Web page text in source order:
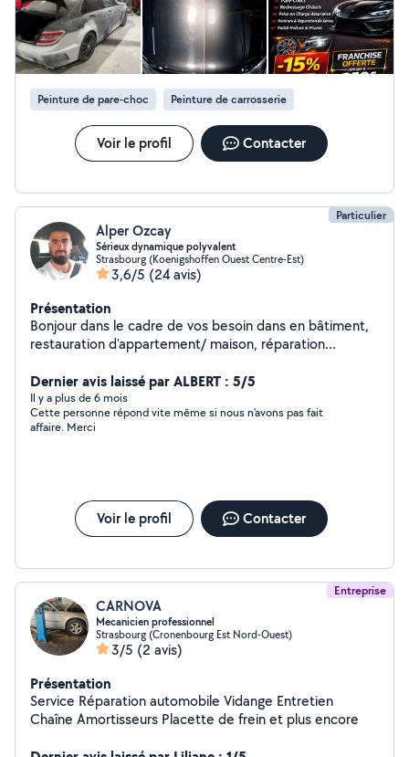
Carrosserie toutes marques Peinture automobile
Réparation & peinture de jantes Polish carrosserie
Rénovation de phares Réparations suite à sinistre Devis
gratuit Travail soigné & délais respectés Assurance
acceptée Franchise offerte jusqu'à 350 selon conditions
1A route d'Eschau Illkirch-Graffenstaden Contact rapide
par message ou téléphone N'hésitez pas à nous écrire,
nous répondrons avec plaisir à votre demande.
Peinture de pare-choc Peinture de carrosserie
Voir le profil Contacter
Particulier
Alper Ozcay
Sérieux dynamique polyvalent
Strasbourg (Koenigshoffen Ouest Centre-Est)
3,6/5 (24 avis)
Présentation
Bonjour dans le cadre de vos besoin dans en bâtiment,
restauration d'appartement/ maison, réparation
faire appel à mes services. Je suis une personne très
rigoureux ponctuel acidue et minitueux dans mon travail.
Ma priorité est d'être à l'écoute. Je ne travaille pas dans
le but de pouvoir chiffrer mes besoins, mais plutôt par
Dernier avis laissé par ALBERT : 5/5
Il y a plus de 6 mois
Cette personne répond vite même si nous n'avons pas fait
affaire. Merci
Voir le profil Contacter
Entreprise
CARNOVA
Mecanicien professionnel
Strasbourg (Cronenbourg Est Nord-Ouest)
3/5 (2 avis)
Présentation
Service Réparation automobile Vidange Entretien
Chaîne Amortisseurs Placette de frein et plus encore